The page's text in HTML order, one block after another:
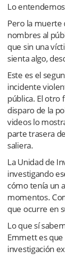
Lo
Pero la muerte
nombres al
que sin una
sienta algo,
Este es el
incidente
pública. El otro
disparo de la
videos lo
parte trasera
saliera.
La Unidad de
investigando
cómo tenía un
momentos.
que ocurre en
Lo que sí
Emmett es que
investigación